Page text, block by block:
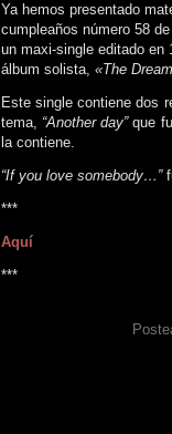
Ya hemos presentado
cumpleaños número 58
un maxi-single editado en
álbum solista, «The
Este single contiene dos
tema, “Another day”que
la contiene.
“If you love somebody…”
***
Aquí
***